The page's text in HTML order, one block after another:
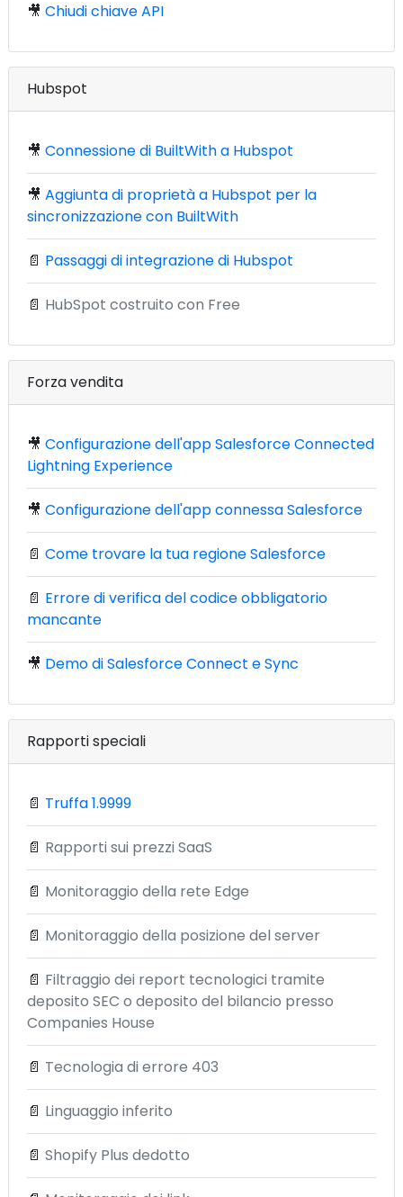
🎥 Chiudi chiave API
Hubspot
🎥 Connessione di BuiltWith a Hubspot
🎥 Aggiunta di proprietà a Hubspot per la
sincronizzazione con BuiltWith
📄 Passaggi di integrazione di Hubspot
📄 HubSpot costruito con Free
Forza vendita
🎥 Configurazione dell'app Salesforce Connected
Lightning Experience
🎥 Configurazione dell'app connessa Salesforce
📄 Come trovare la tua regione Salesforce
📄 Errore di verifica del codice obbligatorio
mancante
🎥 Demo di Salesforce Connect e Sync
Rapporti speciali
📄 Truffa 1.9999
📄 Rapporti sui prezzi SaaS
📄 Monitoraggio della rete Edge
📄 Monitoraggio della posizione del server
📄 Filtraggio dei report tecnologici tramite
deposito SEC o deposito del bilancio presso
Companies House
📄 Tecnologia di errore 403
📄 Linguaggio inferito
📄 Shopify Plus dedotto